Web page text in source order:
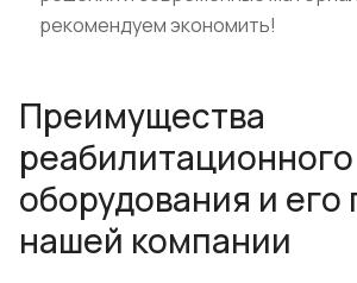
рекомендуем экономить!
Преимущества
реабилитационного
оборудования и его
нашей компании